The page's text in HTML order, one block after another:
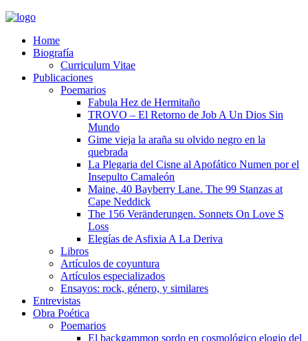
Home
Biografía
Curriculum Vitae​
Publicaciones
Poemarios
Fabula Hez de Hermitaño
TROVO – El Retorno de Job A Un Dios Sin
Mundo
Gime vieja la araña su olvido negro en la
quebrada
La Plegaria del Cisne al Apofático Numen por el
Insepulto Camaleón
Maine, 40 Bayberry Lane. The 99 Stanzas at
Cape Neddick
The 156 Veränderungen. Sonnets On Love S
Loss
Elegías de Asfixia A La Deriva
Libros
Artículos de coyuntura
Artículos especializados
Ensayos: rock, género, y similares
Entrevistas
Obra Poética
Poemarios
El backgammon sordo en cosmológico elogio del